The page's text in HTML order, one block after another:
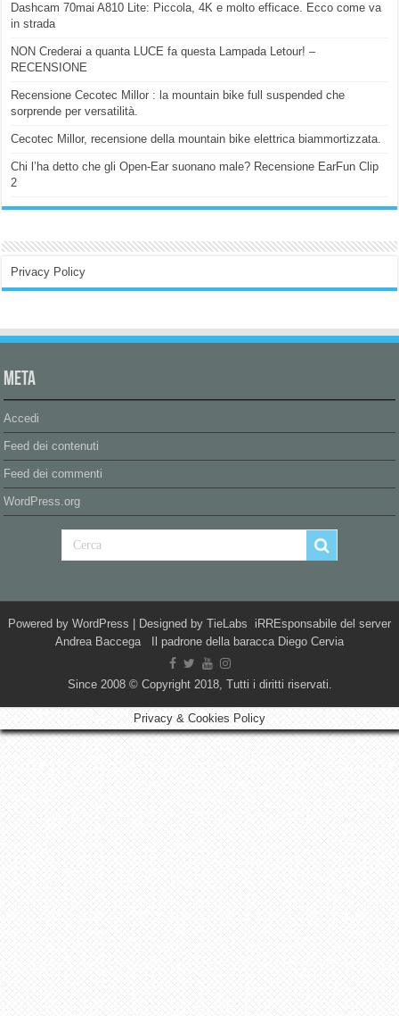
Dashcam 70mai A810 Lite: Piccola, 4K e molto efficace. Ecco come va
in strada
NON Crederai a quanta LUCE fa questa Lampada Letour! –
RECENSIONE
Recensione Cecotec Millor : la mountain bike full suspended che
sorprende per versatilità.
Cecotec Millor, recensione della mountain bike elettrica biammortizzata.
Chi l’ha detto che gli Open-Ear suonano male? Recensione EarFun Clip
2
Privacy Policy
Meta
Accedi
Feed dei contenuti
Feed dei commenti
WordPress.org
Powered by WordPress | Designed by TieLabs iRREsponsabile del server
Andrea Baccega Il padrone della baracca Diego Cervia
Since 2008 © Copyright 2018, Tutti i diritti riservati.
Privacy & Cookies Policy